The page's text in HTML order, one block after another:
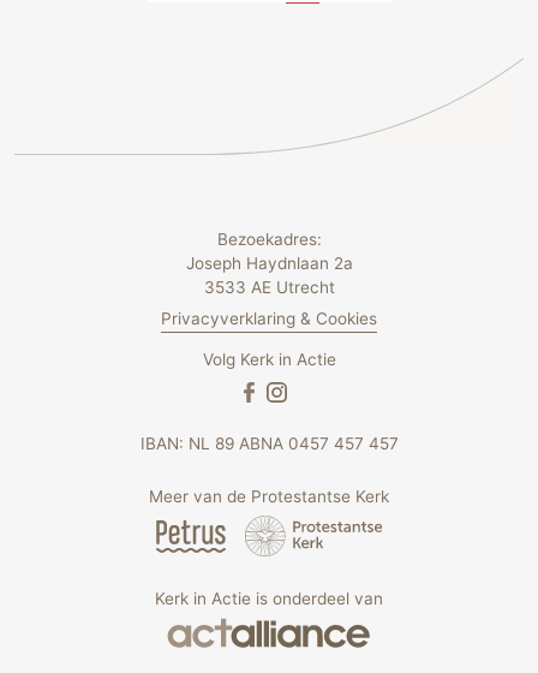
Bezoekadres:
Joseph Haydnlaan 2a
3533 AE Utrecht
Privacyverklaring & Cookies
Volg Kerk in Actie
IBAN: NL 89 ABNA 0457 457 457
Meer van de Protestantse Kerk
Kerk in Actie is onderdeel van